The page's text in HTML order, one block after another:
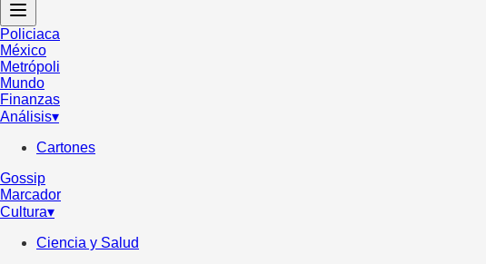
Policiaca
México
Metrópoli
Mundo
Finanzas
Análisis▾
Cartones
Gossip
Marcador
Cultura▾
Ciencia y Salud